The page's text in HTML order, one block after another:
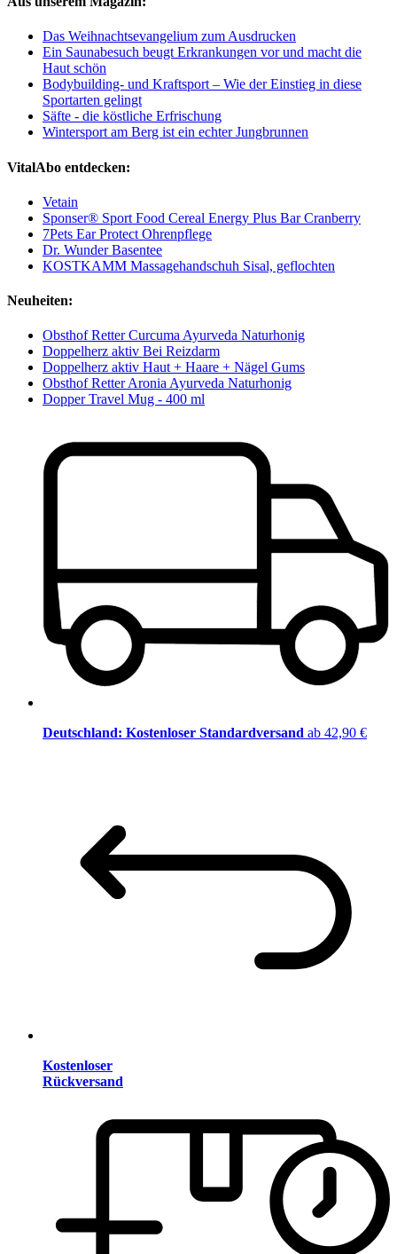
Das Weihnachtsevangelium zum Ausdrucken
Ein Saunabesuch beugt Erkrankungen vor und macht die
Haut schön
Bodybuilding- und Kraftsport – Wie der Einstieg in diese
Sportarten gelingt
Säfte - die köstliche Erfrischung
Wintersport am Berg ist ein echter Jungbrunnen
VitalAbo entdecken:
Vetain
Sponser® Sport Food Cereal Energy Plus Bar Cranberry
7Pets Ear Protect Ohrenpflege
Dr. Wunder Basentee
KOSTKAMM Massagehandschuh Sisal, geflochten
Neuheiten:
Obsthof Retter Curcuma Ayurveda Naturhonig
Doppelherz aktiv Bei Reizdarm
Doppelherz aktiv Haut + Haare + Nägel Gums
Obsthof Retter Aronia Ayurveda Naturhonig
Dopper Travel Mug - 400 ml
Deutschland: Kostenloser Standardversand ab 42,90 €
Kostenloser
Rückversand